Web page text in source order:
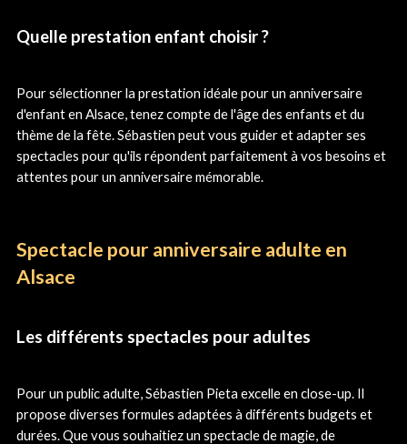
Quelle prestation enfant choisir ?
Pour sélectionner la prestation idéale pour un anniversaire
d'enfant en Alsace, tenez compte de l'âge des enfants et du
thème de la fête. Sébastien peut vous guider et adapter ses
spectacles pour qu'ils répondent parfaitement à vos besoins et
attentes pour un anniversaire mémorable.
Spectacle pour anniversaire adulte en
Alsace
Les différents spectacles pour adultes
Pour un public adulte, Sébastien Pieta excelle en close-up. Il
propose diverses formules adaptées à différents budgets et
durées. Que vous souhaitiez un spectacle de magie, de